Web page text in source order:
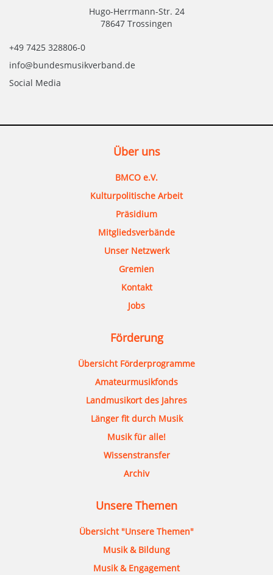
Hugo-Herrmann-Str. 24
78647 Trossingen
+49 7425 328806-0
info@bundesmusikverband.de
Social Media
Über uns
BMCO e.V.
Kulturpolitische Arbeit
Präsidium
Mitgliedsverbände
Unser Netzwerk
Gremien
Kontakt
Jobs
Förderung
Übersicht Förderprogramme
Amateurmusikfonds
Landmusikort des Jahres
Länger fit durch Musik
Musik für alle!
Wissenstransfer
Archiv
Unsere Themen
Übersicht "Unsere Themen"
Musik & Bildung
Musik & Engagement